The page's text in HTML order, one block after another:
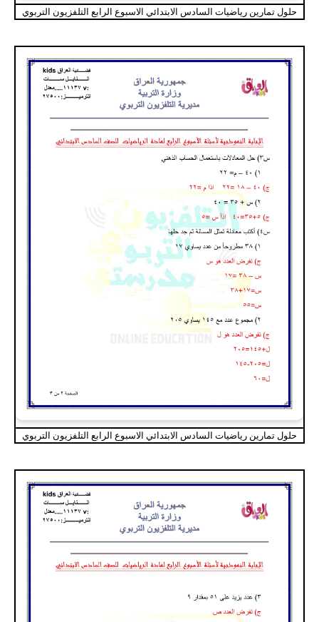
حلول تمارين رياضيات السادس الابتدائي الاسبوع الرابع التلفزيون التربوي
حلول تمارين رياضيات السادس الابتدائي الاسبوع الرابع التلفزيون التربوي